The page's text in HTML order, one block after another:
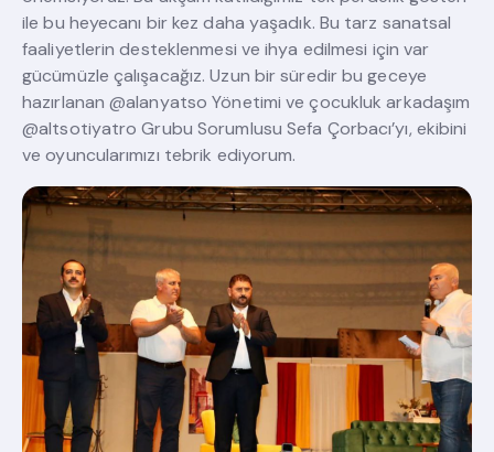
ile bu heyecanı bir kez daha yaşadık. Bu tarz sanatsal
faaliyetlerin desteklenmesi ve ihya edilmesi için var
gücümüzle çalışacağız. Uzun bir süredir bu geceye
hazırlanan @alanyatso Yönetimi ve çocukluk arkadaşım
@altsotiyatro Grubu Sorumlusu Sefa Çorbacı’yı, ekibini
ve oyuncularımızı tebrik ediyorum.